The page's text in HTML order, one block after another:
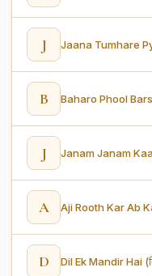
J
B
J
A Aji Rooth Kar Ab
D Dil Ek Mandir Hai